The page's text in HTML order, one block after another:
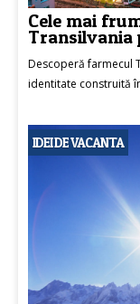
Cele mai
Transilvania
Descoperă farmecul
identitate construită
IDEI DE VACANTA